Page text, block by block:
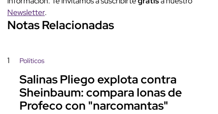
Newsletter.
Notas Relacionadas
1 Políticos
Salinas Pliego explota contra
Sheinbaum: compara lonas de
Profeco con "narcomantas"